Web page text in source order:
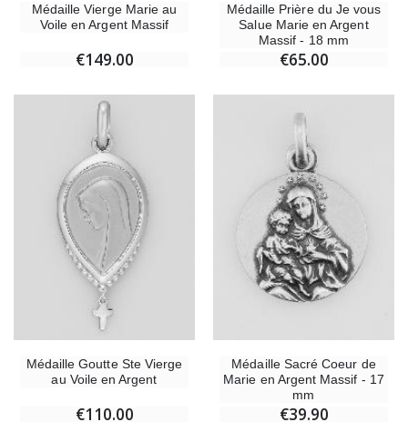
Médaille Vierge Marie au
Voile en Argent Massif
€149.00
Médaille Prière du Je vous
Salue Marie en Argent
Massif - 18 mm
€65.00
Médaille Goutte Ste Vierge
au Voile en Argent
€110.00
Médaille Sacré Coeur de
Marie en Argent Massif - 17
mm
€39.90